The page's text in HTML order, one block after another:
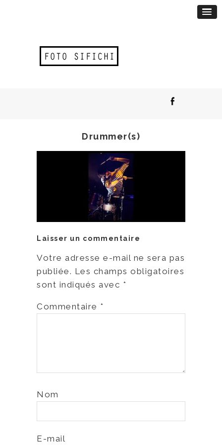
Drummer(s)
Laisser un commentaire
Votre adresse e-mail ne sera pas
publiée. Les champs obligatoires
sont indiqués avec *
Commentaire *
Nom
E-mail